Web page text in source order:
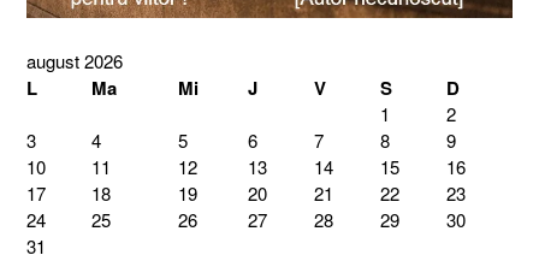
august 2026
L Ma Mi J V S D
1
2
3
4 5 6 7 8
9
10
11 12 13 14 15
16
17
18 19 20 21 22
23
24
25 26 27 28 29
30
31